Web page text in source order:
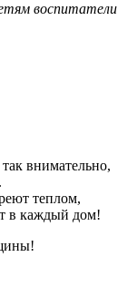
воспитатели
внимательно,
теплом,
каждый дом!